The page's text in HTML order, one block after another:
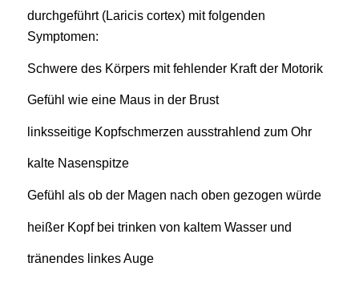
durchgeführt (Laricis cortex) mit folgenden
Symptomen:
Schwere des Körpers mit fehlender Kraft der Motorik
Gefühl wie eine Maus in der Brust
linksseitige Kopfschmerzen ausstrahlend zum Ohr
kalte Nasenspitze
Gefühl als ob der Magen nach oben gezogen würde
heißer Kopf bei trinken von kaltem Wasser und
tränendes linkes Auge